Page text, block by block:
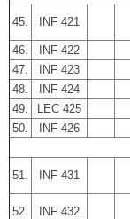
45. INF 421
46. INF 422
47.
INF 423
48.
INF 424
49.
LEC 425
50.
INF 426
51. INF 431
52. INF 432